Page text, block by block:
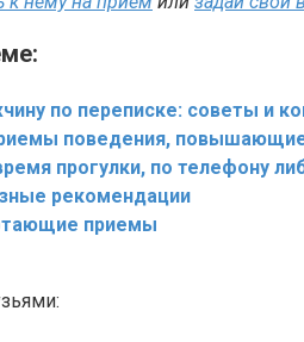
по переписке: советы и
поведения,
прогулки, по телефону
рекомендации
приемы